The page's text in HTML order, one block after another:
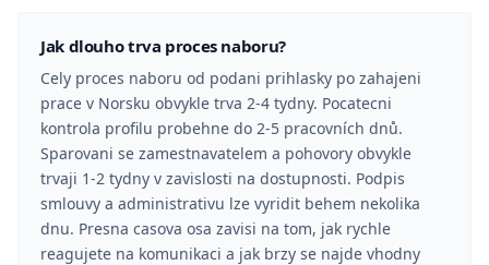
Jak dlouho trva proces naboru?
Cely proces naboru od podani prihlasky po zahajeni
prace v Norsku obvykle trva 2-4 tydny. Pocatecni
kontrola profilu probehne do 2-5 pracovních dnů.
Sparovani se zamestnavatelem a pohovory obvykle
trvaji 1-2 tydny v zavislosti na dostupnosti. Podpis
smlouvy a administrativu lze vyridit behem nekolika
dnu. Presna casova osa zavisi na tom, jak rychle
reagujete na komunikaci a jak brzy se najde vhodny